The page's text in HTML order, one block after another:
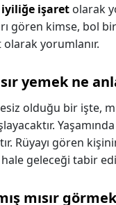
işaret olarak
gören kimse, bol
olarak yorumlanır.
yemek ne
olduğu bir işte,
Yaşamında
Rüyayı gören
geleceği tabir
mısır